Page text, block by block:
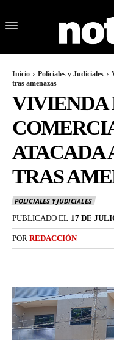
Inicio Policiales y Judiciales
tras amenazas
VIVIENDA
ATACADA
TRAS
POLICIALES Y JUDICIALES
PUBLICADO EL 17 DE
POR REDACCIÓN